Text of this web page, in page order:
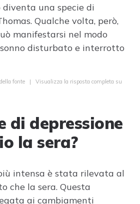
una specie di
Qualche volta, però,
manifestarsi nel modo
disturbato e interrotto
fonte | Visualizza la risposta completa su
di depressione
la sera?
intensa è stata rilevata al
che la sera. Questa
ai cambiamenti